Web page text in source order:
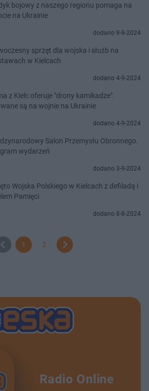
bojowy z naszego regionu pomaga na
na Ukrainie
dodano 9-9-2024
sprzęt dla wojska i służb na
w Kielcach
dodano 4-9-2024
z Kielc oferuje "drony kamikadze".
są na wojnie na Ukrainie
dodano 4-9-2024
Salon Przemysłu Obronnego.
wydarzeń
dodano 3-9-2024
Wojska Polskiego w Kielcach z defiladą i
Pamięci
dodano 8-8-2024
1 2
Radio Online